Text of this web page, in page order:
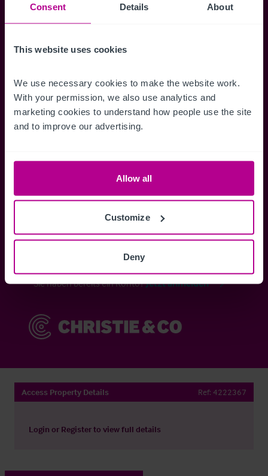
Consent Details About
This website uses cookies
We use necessary cookies to make the website work.
With your permission, we also use analytics and
marketing cookies to understand how people use the site
and to improve our advertising.
Allow all
Customize
Deny
Benachrichtigungen für neuen Objekten zu
Zugriff auf alle
Informationen
Verkaufsmandate - exklusiv für
Speichern
Suchkriterien
Sie haben bereits ein Konto? Jetzt anmelden
Access Property Details Ref: 4222367
Login or Registerto view full details